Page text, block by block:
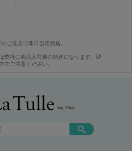
5
ご注文で即日当店発送。
弊社に商品入荷後の発送になります。翌
でご注意ください。